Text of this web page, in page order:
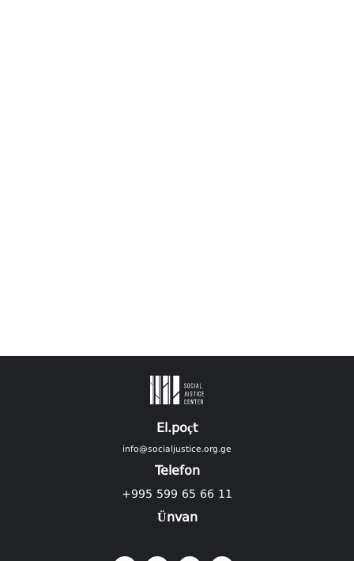
El.poçt
info@socialjustice.org.ge
Telefon
+995 599 65 66 11
Ünvan